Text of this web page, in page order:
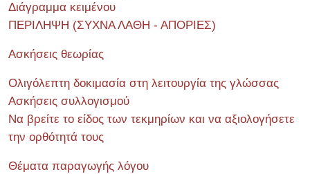
Διάγραμμα κειμένου
ΠΕΡΙΛΗΨΗ (ΣΥΧΝΑ ΛΑΘΗ - ΑΠΟΡΙΕΣ)
Ασκήσεις θεωρίας
Ολιγόλεπτη δοκιμασία στη λειτουργία της γλώσσας
Ασκήσεις συλλογισμού
Να βρείτε το είδος των τεκμηρίων και να αξιολογήσετε
την ορθότητά τους
Θέματα παραγωγής λόγου